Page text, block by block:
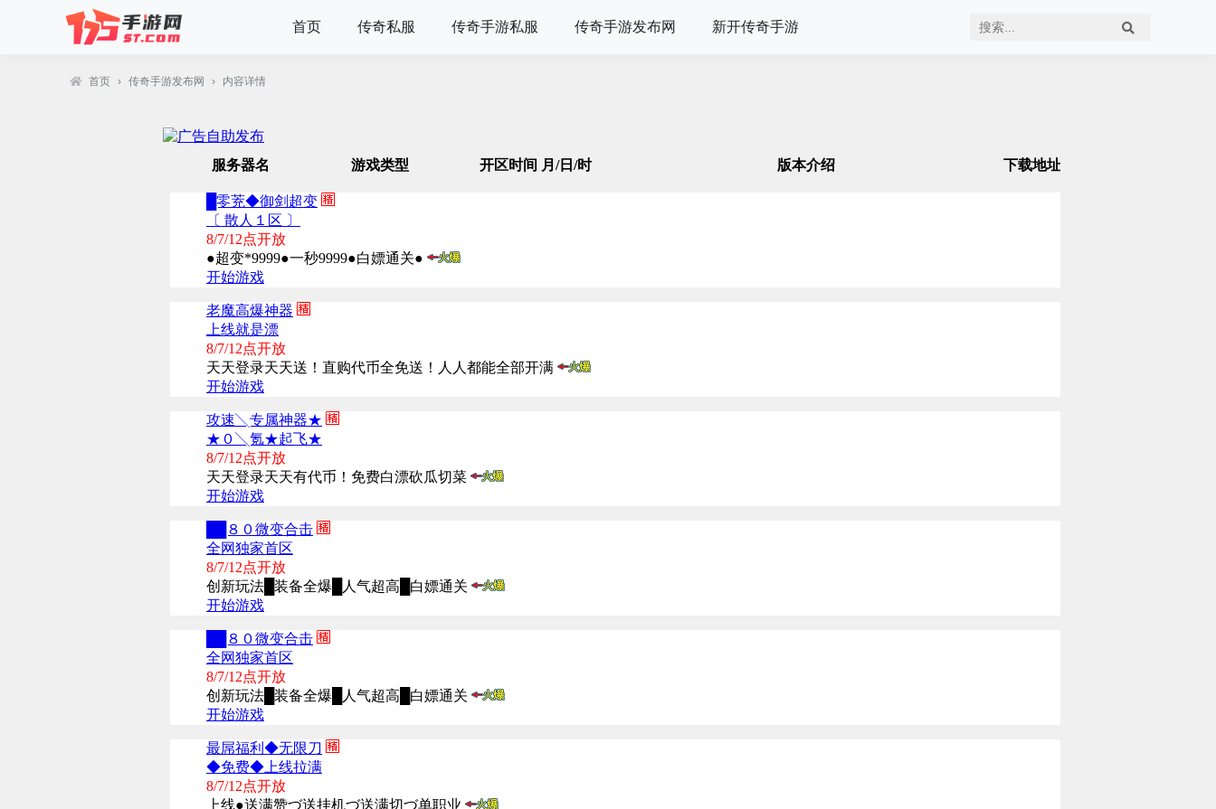
首页 传奇私服 传奇手游私服 传奇手游发布网 新开传奇手游
首页 › 传奇手游发布网 › 内容详情